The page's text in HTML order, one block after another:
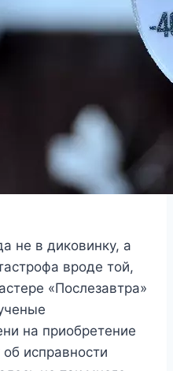
не в диковинку, а
вроде той,
«Послезавтра»
на приобретение
исправности